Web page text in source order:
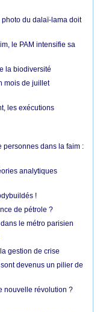
photo du dalaï-lama doit
le PAM intensifie sa
la biodiversité
mois de juillet
les exécutions
personnes dans la faim :
analytiques
!
de pétrole ?
le métro parisien
gestion de crise
devenus un pilier de
nouvelle révolution ?